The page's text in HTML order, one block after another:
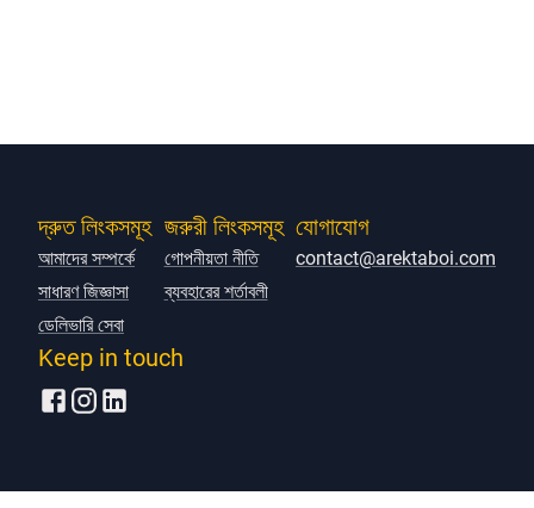
দ্রুত লিংকসমূহ
আমাদের সম্পর্কে
সাধারণ জিজ্ঞাসা
ডেলিভারি সেবা
জরুরী লিংকসমূহ
গোপনীয়তা নীতি
ব্যবহারের শর্তাবলী
যোগাযোগ
contact@arektaboi.com
Keep in touch